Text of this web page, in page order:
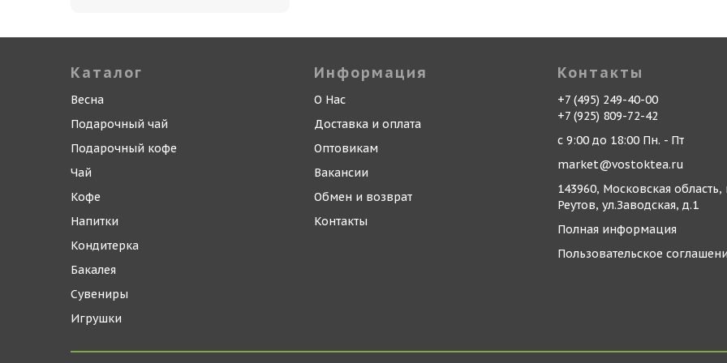
Каталог
Весна
Подарочный чай
Подарочный кофе
Чай
Кофе
Напитки
Кондитерка
Бакалея
Сувениры
Игрушки
Информация
О Нас
Доставка и оплата
Оптовикам
Вакансии
Обмен и возврат
Контакты
Контакты
+7 (495) 249-40-00
+7 (925) 809-72-42
с 9:00 до 18:00 Пн. - Пт
market@vostoktea.ru
143960, Московская область,
Реутов, ул.Заводская, д.1
Полная информация
Пользовательское